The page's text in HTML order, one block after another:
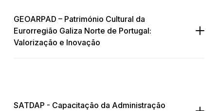
GEOARPAD – Património Cultural da
Eurorregião Galiza Norte de Portugal:
Valorização e Inovação
SATDAP - Capacitação da Administração